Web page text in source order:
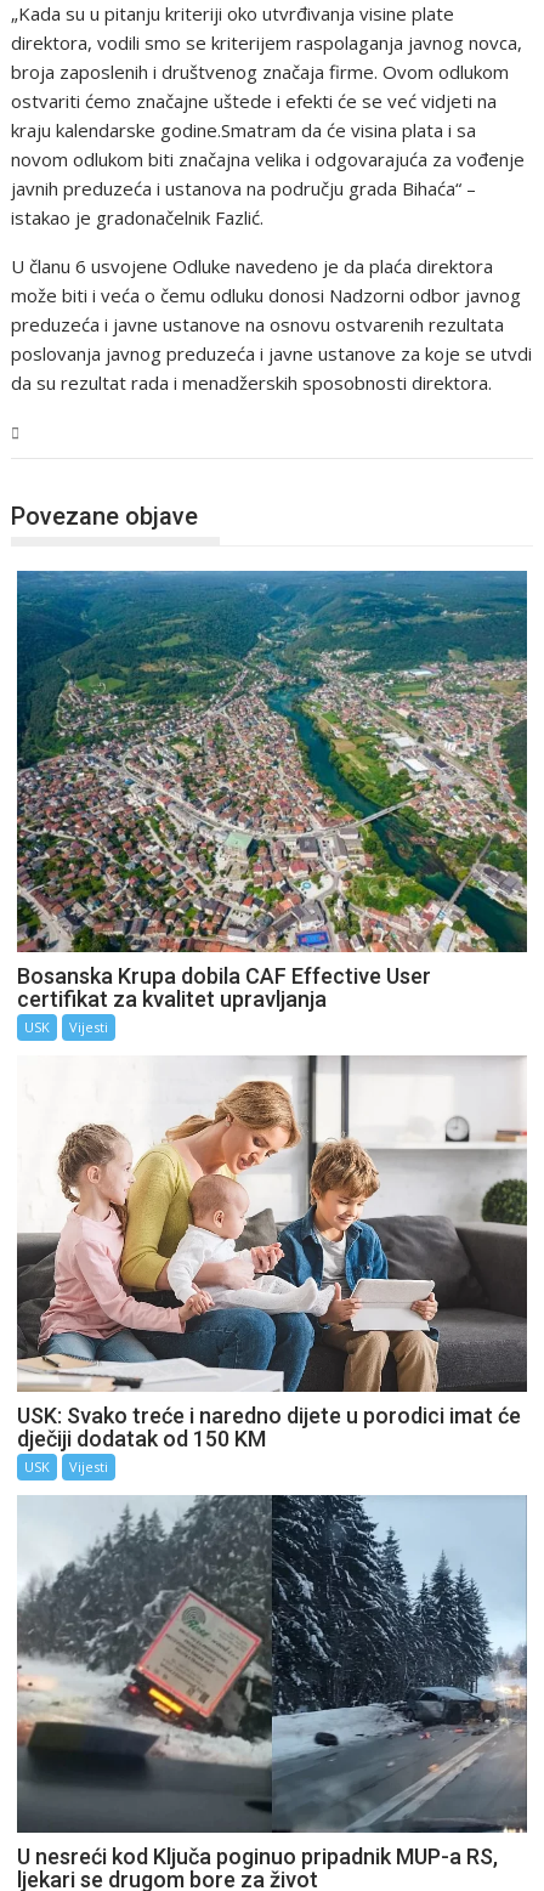
„Kada su u pitanju kriteriji oko utvrđivanja visine plate
direktora, vodili smo se kriterijem raspolaganja javnog novca,
broja zaposlenih i društvenog značaja firme. Ovom odlukom
ostvariti ćemo značajne uštede i efekti će se već vidjeti na
kraju kalendarske godine.Smatram da će visina plata i sa
novom odlukom biti značajna velika i odgovarajuća za vođenje
javnih preduzeća i ustanova na području grada Bihaća“ –
istakao je gradonačelnik Fazlić.
U članu 6 usvojene Odluke navedeno je da plaća direktora
može biti i veća o čemu odluku donosi Nadzorni odbor javnog
preduzeća i javne ustanove na osnovu ostvarenih rezultata
poslovanja javnog preduzeća i javne ustanove za koje se utvdi
da su rezultat rada i menadžerskih sposobnosti direktora.
Povezane objave
Bosanska Krupa dobila CAF Effective User
certifikat za kvalitet upravljanja
USK Vijesti
USK: Svako treće i naredno dijete u porodici imat će
dječiji dodatak od 150 KM
USK Vijesti
U nesreći kod Ključa poginuo pripadnik MUP-a RS,
ljekari se drugom bore za život